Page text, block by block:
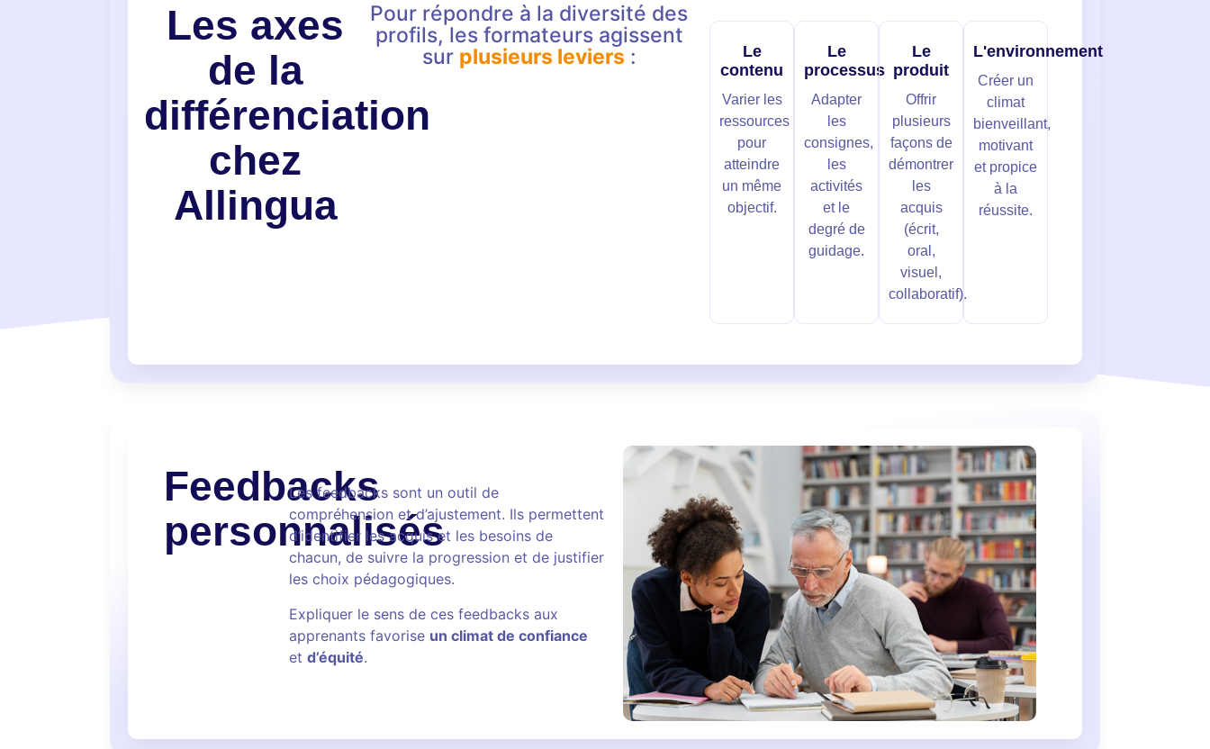
Les axes
de la
différenciation
chez
Allingua
Pour répondre à la diversité des
profils, les formateurs agissent
sur plusieurs leviers :
Le
contenu
Varier les
ressources
pour
atteindre
un même
objectif.
Le
processus
Adapter
les
consignes,
les
activités
et le
degré de
guidage.
Le
produit
Offrir
plusieurs
façons de
démontrer
les
acquis
(écrit,
oral,
visuel,
collaboratif).
L'environnement
Créer un
climat
bienveillant,
motivant
et propice
à la
réussite.
Feedbacks
personnalisés
Les feedbacks sont un outil de
compréhension et d’ajustement. Ils permettent
d’identifier les acquis et les besoins de
chacun, de suivre la progression et de justifier
les choix pédagogiques.
Expliquer le sens de ces feedbacks aux
apprenants favorise un climat de confiance
et d’équité.